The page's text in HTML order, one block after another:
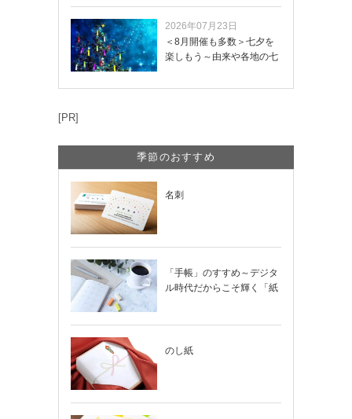
2026年07月23日
＜8月開催も多数＞七夕を
楽しもう～由来や各地の七
[PR]
季節のおすすめ
名刺
「手帳」のすすめ～デジタ
ル時代だからこそ輝く「紙
のし紙